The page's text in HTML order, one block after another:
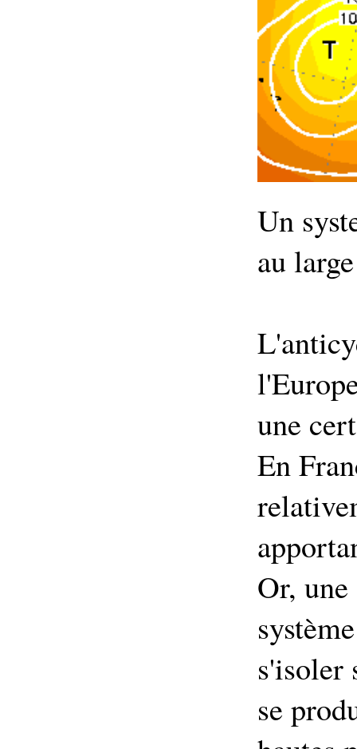
Un
au
une
En
Or,
s'isoler
se